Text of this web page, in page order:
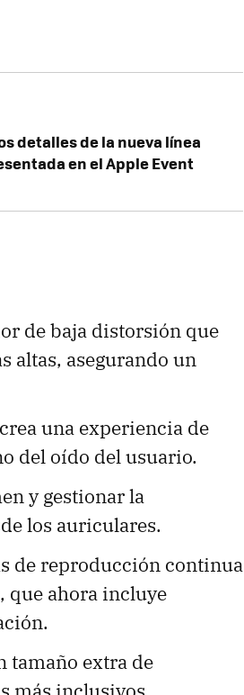
detalles de la nueva línea
en el Apple Event
de baja distorsión que
altas, asegurando un
una experiencia de
del oído del usuario.
y gestionar la
los auriculares.
de reproducción continua
que ahora incluye
tamaño extra de